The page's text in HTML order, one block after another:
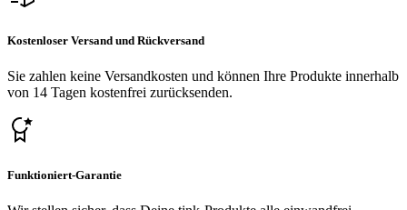
Kostenloser Versand und Rückversand
Sie zahlen keine Versandkosten und können Ihre Produkte innerhalb
von 14 Tagen kostenfrei zurücksenden.
Funktioniert-Garantie